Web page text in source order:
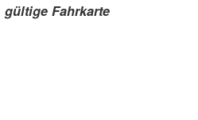
gültige Fahrkarte